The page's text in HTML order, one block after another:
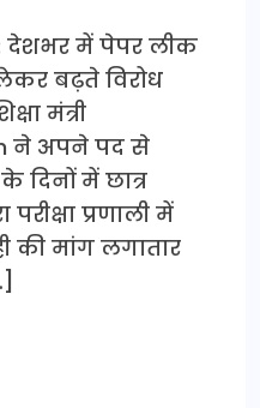
देशभर में पेपर लीक
बढ़ते विरोध
मंत्री
ने अपने पद से
दिनों में छात्र
प्रणाली में
की मांग लगातार